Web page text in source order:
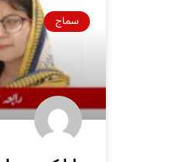
سماج